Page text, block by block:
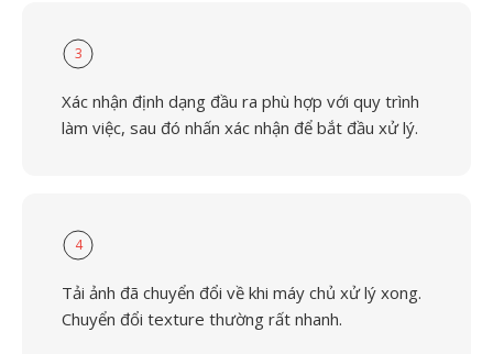
3
Xác nhận định dạng đầu ra phù hợp với quy trình
làm việc, sau đó nhấn xác nhận để bắt đầu xử lý.
4
Tải ảnh đã chuyển đổi về khi máy chủ xử lý xong.
Chuyển đổi texture thường rất nhanh.